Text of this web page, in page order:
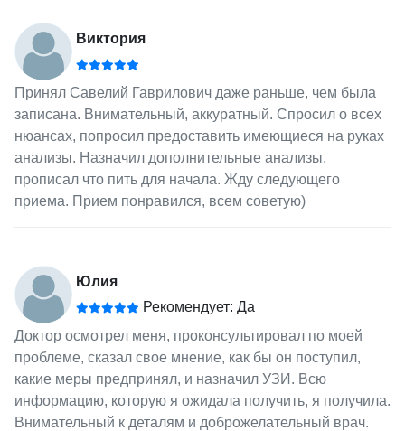
Виктория
Принял Савелий Гаврилович даже раньше, чем была
записана. Внимательный, аккуратный. Спросил о всех
нюансах, попросил предоставить имеющиеся на руках
анализы. Назначил дополнительные анализы,
прописал что пить для начала. Жду следующего
приема. Прием понравился, всем советую)
Юлия
Рекомендует: Да
Доктор осмотрел меня, проконсультировал по моей
проблеме, сказал свое мнение, как бы он поступил,
какие меры предпринял, и назначил УЗИ. Всю
информацию, которую я ожидала получить, я получила.
Внимательный к деталям и доброжелательный врач.